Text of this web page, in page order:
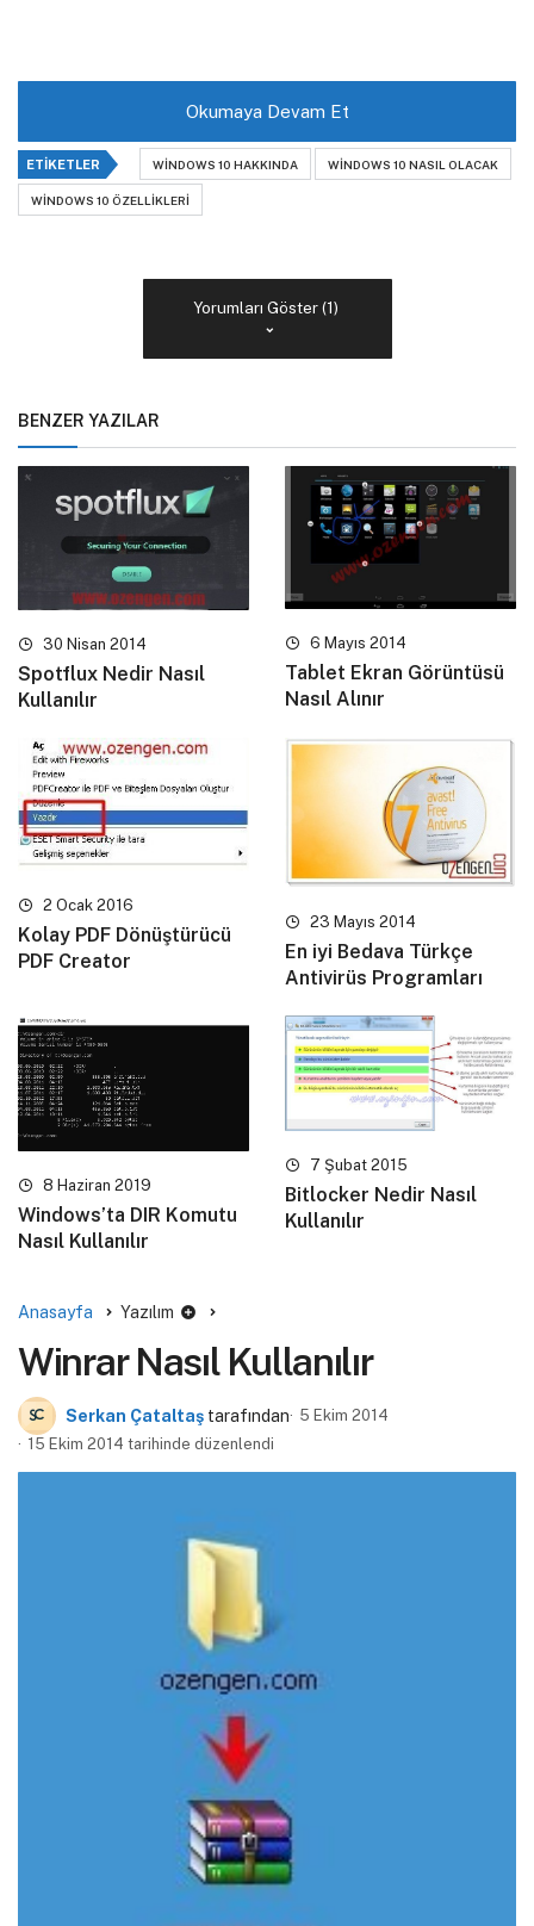
Okumaya Devam Et
ETIKETLER WINDOWS 10 HAKKINDA WINDOWS 10 NASIL OLACAK
WINDOWS 10 ÖZELLIKLERI
Yorumları Göster (1)
BENZER YAZILAR
30 Nisan 2014
Spotflux Nedir Nasıl
Kullanılır
6 Mayıs 2014
Tablet Ekran Görüntüsü
Nasıl Alınır
2 Ocak 2016
Kolay PDF Dönüştürücü
PDF Creator
23 Mayıs 2014
En iyi Bedava Türkçe
Antivirüs Programları
8 Haziran 2019
Windows’ta DIR Komutu
Nasıl Kullanılır
7 Şubat 2015
Bitlocker Nedir Nasıl
Kullanılır
Anasayfa Yazılım
Winrar Nasıl Kullanılır
Serkan Çataltaş tarafından
5 Ekim 2014
15 Ekim 2014 tarihinde düzenlendi